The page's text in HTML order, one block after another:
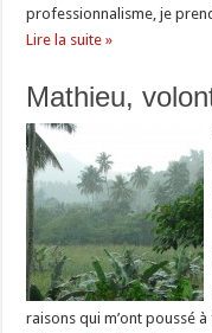
professionnalisme, je
Lire la suite »
Mathieu,
raisons qui m’ont poussé